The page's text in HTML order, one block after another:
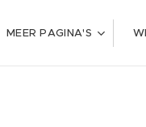
MEER PAGINA'S